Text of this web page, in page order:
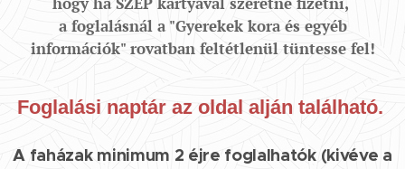
a foglalásnál a "Gyerekek kora és egyéb
információk" rovatban feltétlenül tüntesse fel!
Foglalási naptár az oldal alján található.
A faházak minimum 2 éjre foglalhatók (kivéve a